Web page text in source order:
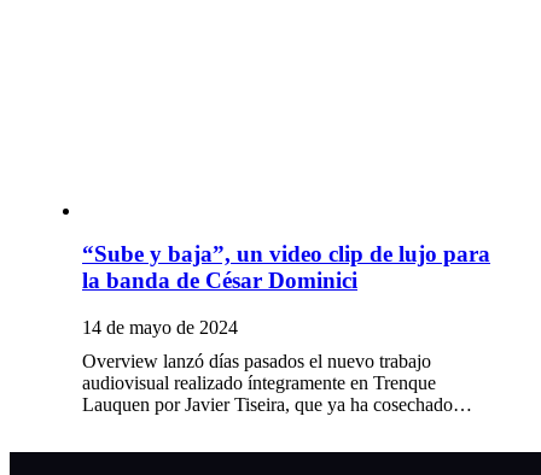
“Sube y baja”, un video clip de lujo para
la banda de César Dominici
14 de mayo de 2024
Overview lanzó días pasados el nuevo trabajo
audiovisual realizado íntegramente en Trenque
Lauquen por Javier Tiseira, que ya ha cosechado…